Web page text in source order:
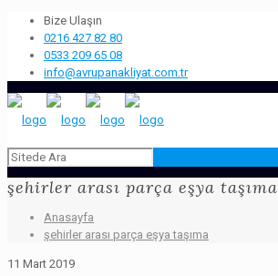
Bize Ulaşın
0216 427 82 80
0533 209 65 08
info@avrupanakliyat.com.tr
şehirler arası parça eşya taşıma
Anasayfa
şehirler arası parça eşya taşıma
11 Mart 2019